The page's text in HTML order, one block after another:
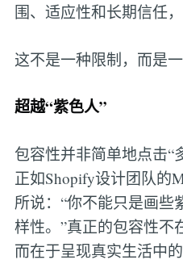
围、适应性和长期信任
这不是一种限制，而是一
超越“紫色人”
包容性并非简单地点击“
正如Shopify设计团队的
所说：“你不能只是画些
样性。”真正的包容性不
而在于呈现真实生活中